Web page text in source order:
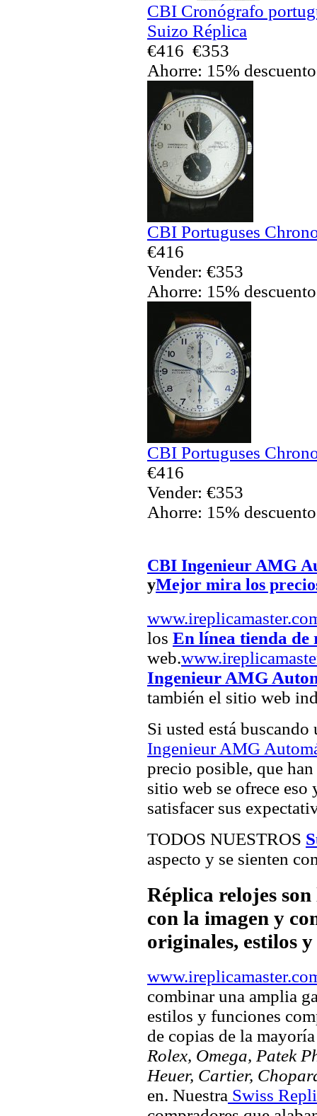
CBI Cronógrafo
Suizo Réplica
€416 €353
Ahorre: 15% descuento
CBI Portuguses
€416
Vender: €353
Ahorre: 15% descuento
CBI Portuguses
€416
Vender: €353
Ahorre: 15% descuento
CBI Ingenieur AMG
yMejor mira los
los En línea tienda de
web.
Ingenieur AMG
también el sitio web
Si usted está
Ingenieur AMG
precio posible, que
sitio web se ofrece eso
satisfacer sus
TODOS NUESTROS
aspecto y se sienten
Réplica relojes
con la imagen y
originales, estilos
combinar una amplia
estilos y funciones
de copias de la
Rolex, Omega, Patek
Heuer, Cartier,
en. Nuestra Swiss